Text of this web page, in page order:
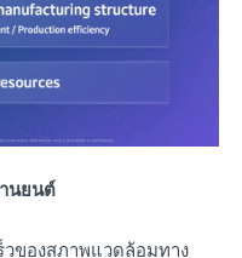
นยนต์
วของสภาพแวดล้อมทาง